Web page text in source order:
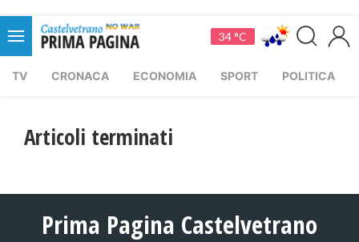
34 °C
TV CRONACA ECONOMIA SPORT POLITICA
Articoli terminati
Prima Pagina Castelvetrano